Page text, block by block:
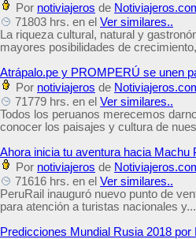
Por notiviajeros de
71803 hrs. en el Ver similares..
La riqueza cultural, natural y
mayores posibilidades de
Atrápalo.pe y PROMPERÚ se unen
Por notiviajeros de
71779 hrs. en el Ver similares..
Todos los peruanos merecemos
conocer los paisajes y cultura de
Ahora inicia tu aventura hacia
Por notiviajeros de
71616 hrs. en el Ver similares..
PeruRail inauguró nuevo punto de
para atención a turistas nacionales
Predicciones Mundial Rusia 2018